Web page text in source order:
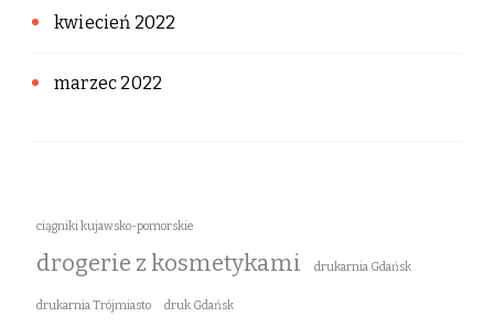
kwiecień 2022
marzec 2022
ciągniki kujawsko-pomorskie
drogerie z kosmetykami drukarnia Gdańsk
drukarnia Trójmiasto druk Gdańsk